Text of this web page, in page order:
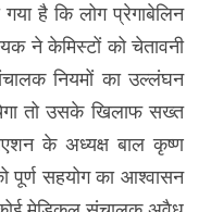
है कि लोग प्रेगाबेलिन
ने केमिस्टों को चेतावनी
नियमों का उल्लंघन
तो उसके खिलाफ सख्त
के अध्यक्ष बाल कृष्ण
पूर्ण सहयोग का आश्वासन